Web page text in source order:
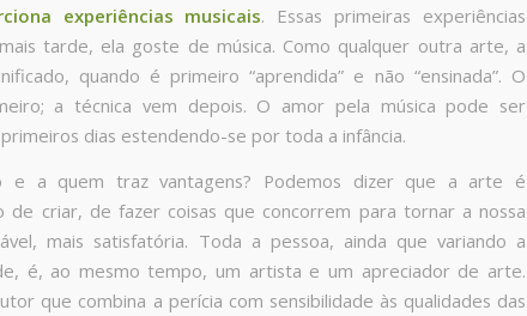
experiências musicais. Essas primeiras experiências
tarde, ela goste de música. Como qualquer outra arte, a
quando é primeiro “aprendida” e não “ensinada”. O
a técnica vem depois. O amor pela música pode ser
dias estendendo-se por toda a infância.
e a quem traz vantagens? Podemos dizer que a arte é
de criar, de fazer coisas que concorrem para tornar a nossa
mais satisfatória. Toda a pessoa, ainda que variando a
é, ao mesmo tempo, um artista e um apreciador de arte.
que combina a perícia com sensibilidade às qualidades das